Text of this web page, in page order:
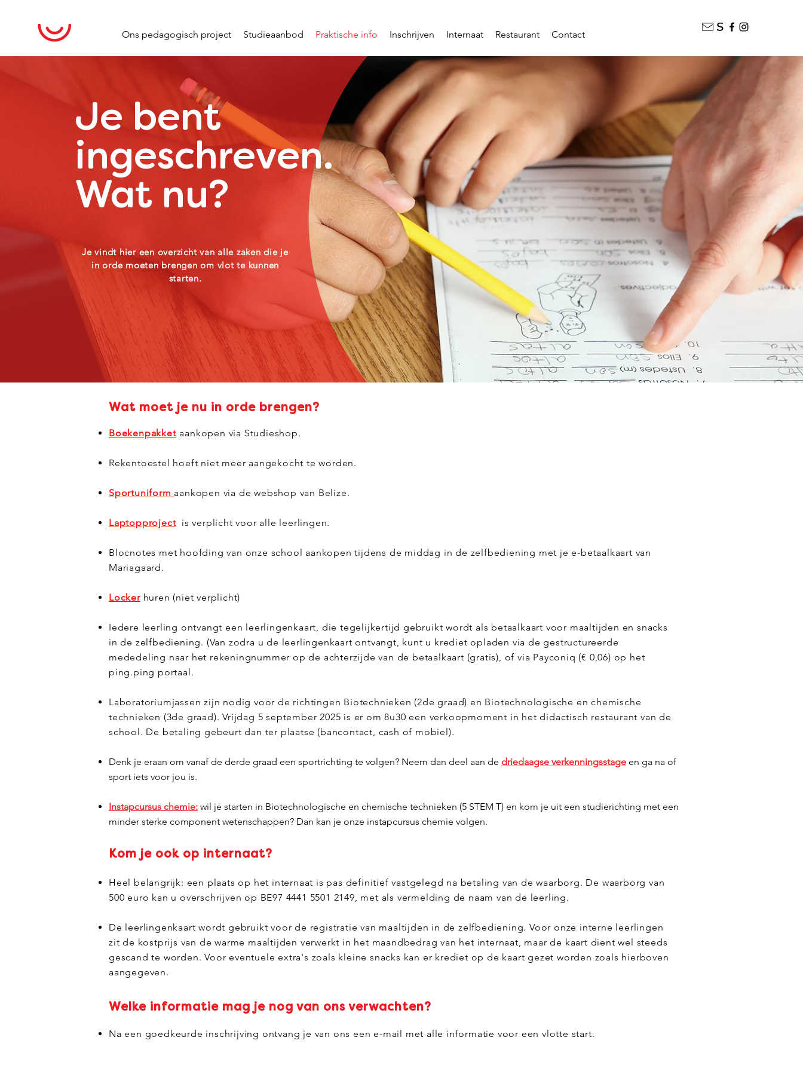
Ons pedagogisch project Studieaanbod Praktische info Inschrijven Internaat Restaurant Contact
Je bent
ingeschreven.
Wat nu?
Je vindt hier een overzicht van alle zaken die je
in orde moeten brengen om vlot te kunnen
starten.
Wat moet je nu in orde brengen?
Boekenpakket aankopen via Studieshop.
Rekentoestel hoeft niet meer aangekocht te worden.
Sportuniform aankopen via de webshop van Belize.
Laptopproject is verplicht voor alle leerlingen.
Blocnotes met hoofding van onze school aankopen tijdens de middag in de zelfbediening met je e-betaalkaart van
Mariagaard.
Locker huren (niet verplicht)
Iedere leerling ontvangt een leerlingenkaart, die tegelijkertijd gebruikt wordt als betaalkaart voor maaltijden en snacks
in de zelfbediening. (Van zodra u de leerlingenkaart ontvangt, kunt u krediet opladen via de gestructureerde
mededeling naar het rekeningnummer op de achterzijde van de betaalkaart (gratis), of via Payconiq (€ 0,06) op het
ping.ping portaal.
Laboratoriumjassen zijn nodig voor de richtingen Biotechnieken (2de graad) en Biotechnologische en chemische
technieken (3de graad). Vrijdag 5 september 2025 is er om 8u30 een verkoopmoment in het didactisch restaurant van de
school. De betaling gebeurt dan ter plaatse (bancontact, cash of mobiel).
Denk je eraan om vanaf de derde graad een sportrichting te volgen? Neem dan deel aan de driedaagse verkenningsstage en ga na of
sport iets voor jou is.
Instapcursus chemie: wil je starten in Biotechnologische en chemische technieken (5 STEM T) en kom je uit een studierichting met een
minder sterke component wetenschappen? Dan kan je onze instapcursus chemie volgen.
Kom je ook op internaat?
Heel belangrijk: een plaats op het internaat is pas definitief vastgelegd na betaling van de waarborg. De waarborg van
500 euro kan u overschrijven op BE97 4441 5501 2149, met als vermelding de naam van de leerling.
De leerlingenkaart wordt gebruikt voor de registratie van maaltijden in de zelfbediening. Voor onze interne leerlingen
zit de kostprijs van de warme maaltijden verwerkt in het maandbedrag van het internaat, maar de kaart dient wel steeds
gescand te worden. Voor eventuele extra's zoals kleine snacks kan er krediet op de kaart gezet worden zoals hierboven
aangegeven.
Welke informatie mag je nog van ons verwachten?
Na een goedkeurde inschrijving ontvang je van ons een e-mail met alle informatie voor een vlotte start.